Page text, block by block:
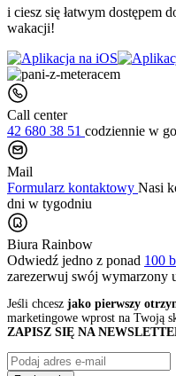
i ciesz się łatwym dostępem
wakacji!
Call center
42 680 38 51 codziennie w
Mail
Formularz kontaktowy Nasi
dni w tygodniu
Biura Rainbow
Odwiedź jedno z ponad 100
zarezerwuj swój wymarzony
Jeśli chcesz jako pierwszy
marketingowe wprost na Twoją
ZAPISZ SIĘ NA